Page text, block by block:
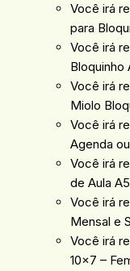
Você irá
para
Você irá
Bloquinho
Você irá
Miolo
Você irá
Agenda
Você irá
de Aula
Você irá
Mensal e
Você irá
10×7 –